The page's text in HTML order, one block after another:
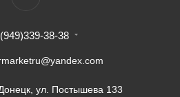
38-38
ул. Постышева 133